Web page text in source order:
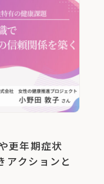
更年期症状
アクションと